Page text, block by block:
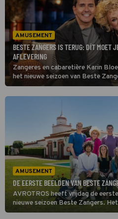
AMUSEMENT
BESTE ZANGERS IS TERUG: DÍT MOET
AFLEVERING
Zangeres en cabaretière Karin
het nieuwe seizoen van Beste
Claude, Hannah Mae, Tangarine,
Buwalda geven hun eigen draai
AMUSEMENT
DE EERSTE BEELDEN VAN BESTE
AVROTROS heeft vrijdag de
nieuwe seizoen Beste Zangers.
terug en de beelden beloven heel